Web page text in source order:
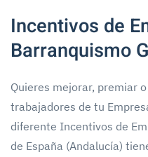
Incentivos de
Barranquismo
Quieres mejorar, premiar
trabajadores de tu
diferente Incentivos de
de España (Andalucía)